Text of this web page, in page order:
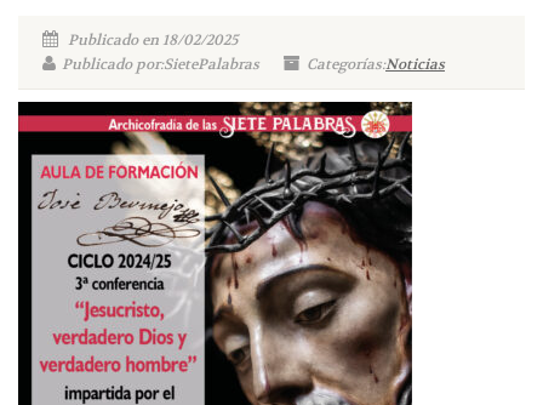
Publicado en 18/02/2025
Publicado por:SietePalabras
Categorías:Noticias